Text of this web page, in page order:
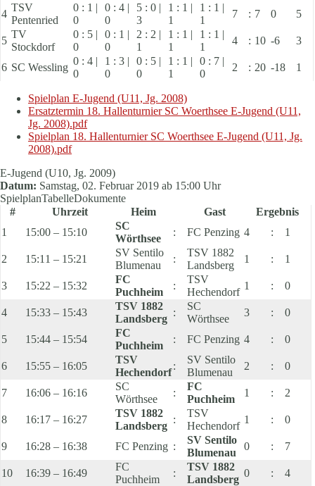
4
TSV
Pentenried
0 : 1 |
0
0 : 4 |
0
5 : 0 |
3
1 : 1 |
1
1 : 1 |
1
7 : 7 0 5
5
TV
Stockdorf
0 : 5 |
0
0 : 1 |
0
2 : 2 |
1
1 : 1 |
1
1 : 1 |
1
4 : 10 -6 3
6 SC Wessling
0 : 4 |
0
1 : 3 |
0
0 : 5 |
0
1 : 1 |
1
0 : 7 |
0
2 : 20 -18 1
Spielplan E-Jugend (U11, Jg. 2008)
Ersatztermin 18. Hallenturnier SC Woerthsee E-Jugend (U11,
Jg. 2008).pdf
Spielplan 18. Hallenturnier SC Woerthsee E-Jugend (U11, Jg.
2008).pdf
E-Jugend (U10, Jg. 2009)
Datum: Samstag, 02. Februar 2019 ab 15:00 Uhr
SpielplanTabelleDokumente
#
Uhrzeit Heim Gast
Ergebnis
1
15:00 – 15:10
SC
Wörthsee
: FC Penzing 4 : 1
2 15:11 – 15:21
SV Sentilo
Blumenau
:
TSV 1882
Landsberg
1 : 1
3 15:22 – 15:32
FC
Puchheim
:
TSV
Hechendorf
1 : 0
4 15:33 – 15:43
TSV 1882
Landsberg
:
SC
Wörthsee
3 : 0
5 15:44 – 15:54
FC
Puchheim
: FC Penzing 4 : 0
6 15:55 – 16:05
TSV
Hechendorf
:
SV Sentilo
Blumenau
2 : 0
7 16:06 – 16:16
SC
Wörthsee
:
FC
Puchheim
1 : 2
8 16:17 – 16:27
TSV 1882
Landsberg
:
TSV
Hechendorf
1 : 0
9 16:28 – 16:38 FC Penzing :
SV Sentilo
Blumenau
0 : 7
10 16:39 – 16:49
FC
Puchheim
:
TSV 1882
Landsberg
0 : 4